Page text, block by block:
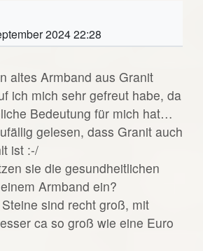
2024 22:28
altes Armband aus Granit
ich mich sehr gefreut habe, da
Bedeutung für mich hat…
gelesen, dass Granit auch
ist :-/
sie die gesundheitlichen
Armband ein?
sind recht groß, mit
ca so groß wie eine Euro